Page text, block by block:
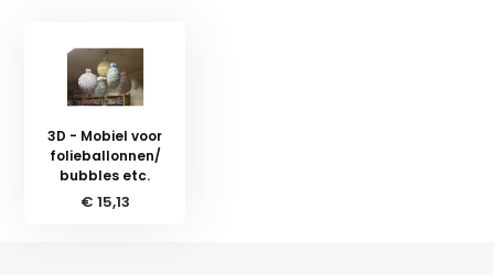
3D - Mobiel voor
folieballonnen/
bubbles etc.
€ 15,13